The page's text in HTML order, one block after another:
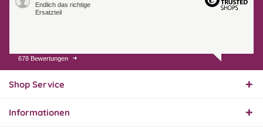
Endlich das richtige
Ersatzteil
01.08.26
Innerhalb 2 Tagen Ware
678 Bewertungen
Shop Service
Informationen